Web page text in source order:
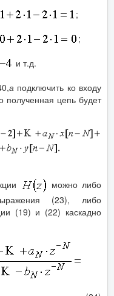
;
;
и т.д.
аподключить ко входу
полученная цепь будет
можно либо
(23), либо
(19) и (22) каскадно